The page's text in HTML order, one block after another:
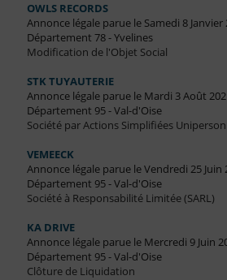
OWLS RECORDS
Annonce légale parue le Samedi 8 Janvier
Département 78 - Yvelines
Modification de l'Objet Social
STK TUYAUTERIE
Annonce légale parue le Mardi 3 Août
Département 95 - Val-d'Oise
Société par Actions Simplifiées
VEMEECK
Annonce légale parue le Vendredi 25 Juin
Département 95 - Val-d'Oise
Société à Responsabilité Limitée (SARL)
KA DRIVE
Annonce légale parue le Mercredi 9 Juin
Département 95 - Val-d'Oise
Clôture de Liquidation